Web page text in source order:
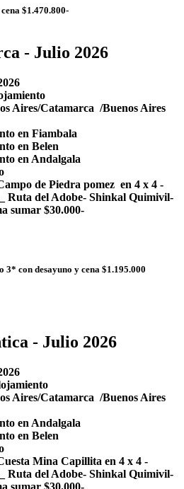
$1.470.800-
- Julio 2026
Aires/Catamarca /Buenos Aires
en Fiambala
en Belen
en Andalgala
de Piedra pomez en 4 x 4 -
Ruta del Adobe- Shinkal Quimivil-
sumar $30.000-
con desayuno y cena $1.195.000
- Julio 2026
Aires/Catamarca /Buenos Aires
en Andalgala
en Belen
Mina Capillita en 4 x 4 -
Ruta del Adobe- Shinkal Quimivil-
sumar $30.000-